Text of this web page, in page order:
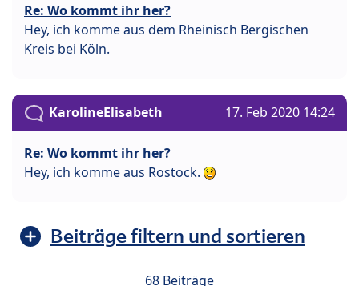
Re: Wo kommt ihr her?
Hey, ich komme aus dem Rheinisch Bergischen
Kreis bei Köln.
KarolineElisabeth 17. Feb 2020 14:24
Re: Wo kommt ihr her?
Hey, ich komme aus Rostock.
Beiträge filtern und sortieren
68 Beiträge